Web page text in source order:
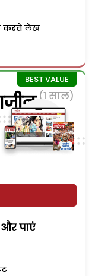
करते लेख
(1 साल)
पाएं